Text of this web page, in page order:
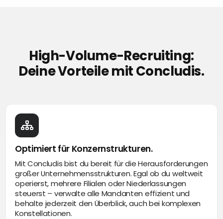
High-Volume-Recruiting:
Deine Vorteile mit Concludis.
Optimiert für Konzernstrukturen.
Mit Concludis bist du bereit für die Herausforderungen
großer Unternehmensstrukturen. Egal ob du weltweit
operierst, mehrere Filialen oder Niederlassungen
steuerst – verwalte alle Mandanten effizient und
behalte jederzeit den Überblick, auch bei komplexen
Konstellationen.